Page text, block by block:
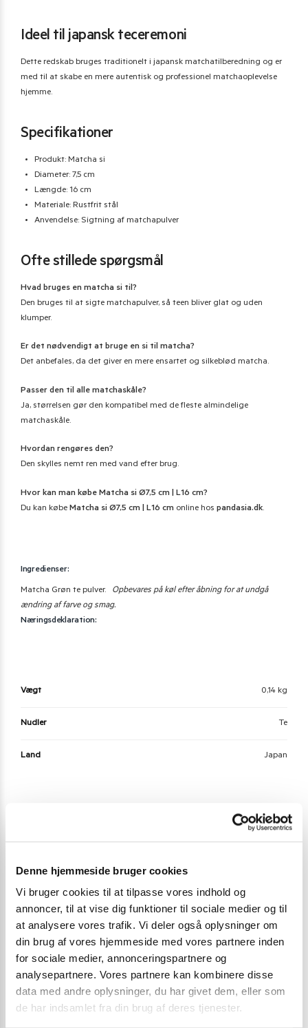
Denne hjemmeside bruger cookies
Vi bruger cookies til at tilpasse vores indhold og
annoncer, til at vise dig funktioner til sociale medier og til
at analysere vores trafik. Vi deler også oplysninger om
din brug af vores hjemmeside med vores partnere inden
for sociale medier, annonceringspartnere og
analysepartnere. Vores partnere kan kombinere disse
data med andre oplysninger, du har givet dem, eller som
de har indsamlet fra din brug af deres tjenester.
Ideel til japansk teceremoni
Dette redskab bruges traditionelt i japansk matchatilberedning og er
med til at skabe en mere autentisk og professionel matchaoplevelse
hjemme.
Specifikationer
Produkt: Matcha si
Diameter: 7,5 cm
Længde: 16 cm
Materiale: Rustfrit stål
Anvendelse: Sigtning af matchapulver
Ofte stillede spørgsmål
Hvad bruges en matcha si til?
Den bruges til at sigte matchapulver, så teen bliver glat og uden
klumper.
Er det nødvendigt at bruge en si til matcha?
Det anbefales, da det giver en mere ensartet og silkeblød matcha.
Passer den til alle matchaskåle?
Ja, størrelsen gør den kompatibel med de fleste almindelige
matchaskåle.
Hvordan rengøres den?
Den skylles nemt ren med vand efter brug.
Hvor kan man købe Matcha si Ø7,5 cm | L16 cm?
Du kan købe Matcha si Ø7,5 cm | L16 cm online hos pandasia.dk.
Ingredienser:
Matcha Grøn te pulver.
Opbevares på køl efter åbning for at undgå
ændring af farve og smag.
Næringsdeklaration:
Vægt 0,14 kg
Nudler Te
Land Japan
Vær den første til at anmelde “Matcha Si Ø7,5 cm |
L16 cm”
Du skal værelogged in for at afgive en anmeldelse.
Varenummer (SKU): 6089329
Kategorier: Kaffe og Te,Matcha te sæt & udstyr